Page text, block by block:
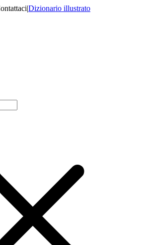
|Dizionario illustrato